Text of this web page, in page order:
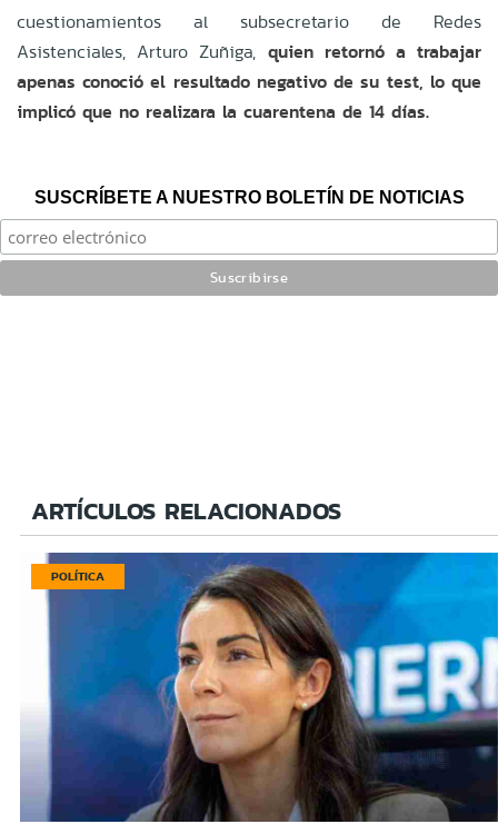
cuestionamientos al subsecretario de Redes
Asistenciales, Arturo Zuñiga, quien retornó a trabajar
apenas conoció el resultado negativo de su test, lo que
implicó que no realizara la cuarentena de 14 días.
SUSCRÍBETE A NUESTRO BOLETÍN DE NOTICIAS
ARTÍCULOS RELACIONADOS
POLÍTICA